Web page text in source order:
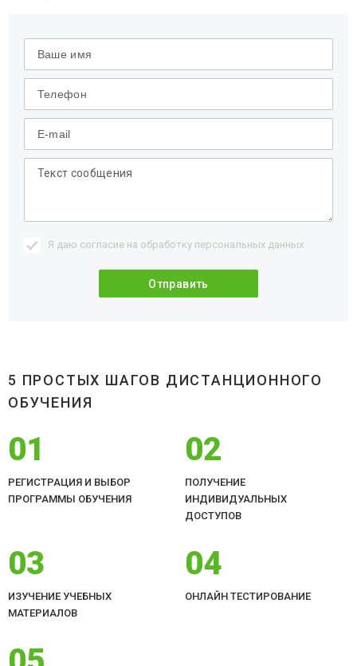
Я даю согласие на обработку персональных данных
5 ПРОСТЫХ ШАГОВ ДИСТАНЦИОННОГО
ОБУЧЕНИЯ
01
РЕГИСТРАЦИЯ И ВЫБОР
ПРОГРАММЫ ОБУЧЕНИЯ
02
ПОЛУЧЕНИЕ
ИНДИВИДУАЛЬНЫХ
ДОСТУПОВ
03
ИЗУЧЕНИЕ УЧЕБНЫХ
МАТЕРИАЛОВ
04
ОНЛАЙН ТЕСТИРОВАНИЕ